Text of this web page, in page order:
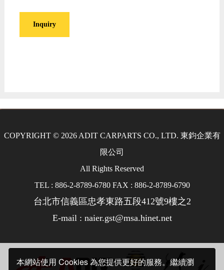
本網站使用 Cookies 為您提供更好的服務。繼續瀏
Inquiry
COPYRIGHT © 2026 ADIT CARPARTS CO., LTD. 東鈞企業有
限公司
All Rights Reserved
TEL : 886-2-8789-6780 FAX : 886-2-8789-6790
台北市信義區忠孝東路五段412號9樓之2
E-mail : naier.gst@msa.hinet.net